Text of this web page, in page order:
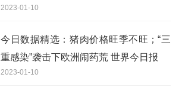
2023-01-10
今日数据精选：猪肉价格旺季不旺；“三
重感染”袭击下欧洲闹药荒 世界今日报
2023-01-10